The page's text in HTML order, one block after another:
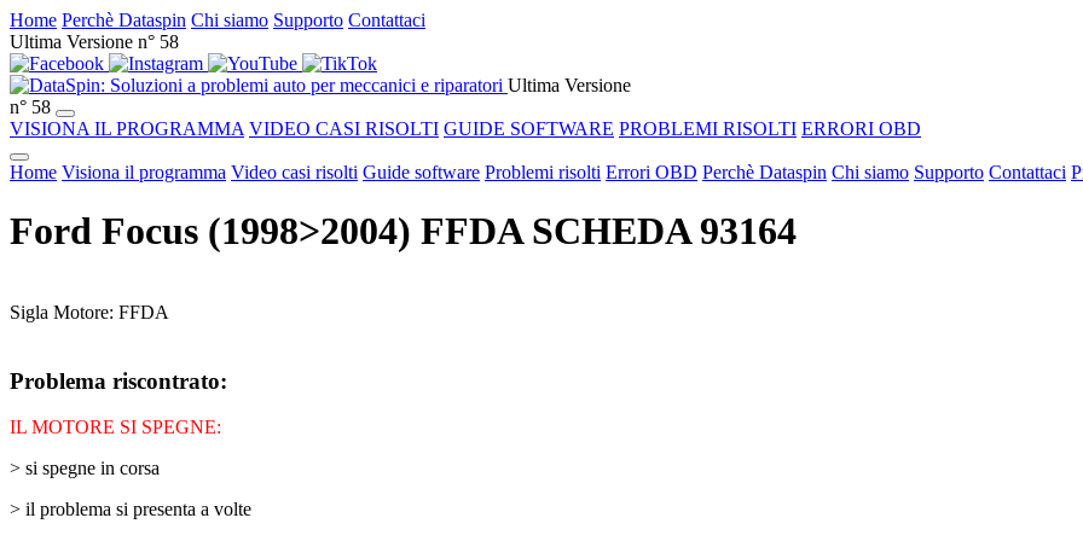
Home Perchè Dataspin Chi siamo Supporto Contattaci
Ultima Versione n° 58
Ultima Versione
n° 58
VISIONA IL PROGRAMMA VIDEO CASI RISOLTI GUIDE SOFTWARE PROBLEMI RISOLTI ERRORI OBD
Home Visiona il programma Video casi risolti Guide software Problemi risolti Errori OBD Perchè Dataspin Chi siamo Supporto Contattaci
Ford Focus (1998>2004) FFDA SCHEDA 93164
Sigla Motore: FFDA
Problema riscontrato:
IL MOTORE SI SPEGNE:
> si spegne in corsa
> il problema si presenta a volte